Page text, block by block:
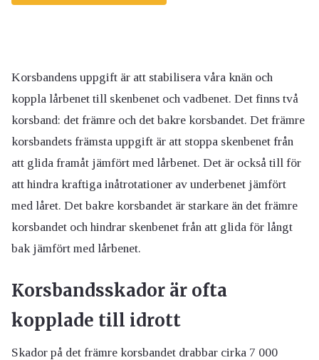
Korsbandens uppgift är att stabilisera våra knän och
koppla lårbenet till skenbenet och vadbenet. Det finns två
korsband: det främre och det bakre korsbandet. Det främre
korsbandets främsta uppgift är att stoppa skenbenet från
att glida framåt jämfört med lårbenet. Det är också till för
att hindra kraftiga inåtrotationer av underbenet jämfört
med låret. Det bakre korsbandet är starkare än det främre
korsbandet och hindrar skenbenet från att glida för långt
bak jämfört med lårbenet.
Korsbandsskador är ofta
kopplade till idrott
Skador på det främre korsbandet drabbar cirka 7 000